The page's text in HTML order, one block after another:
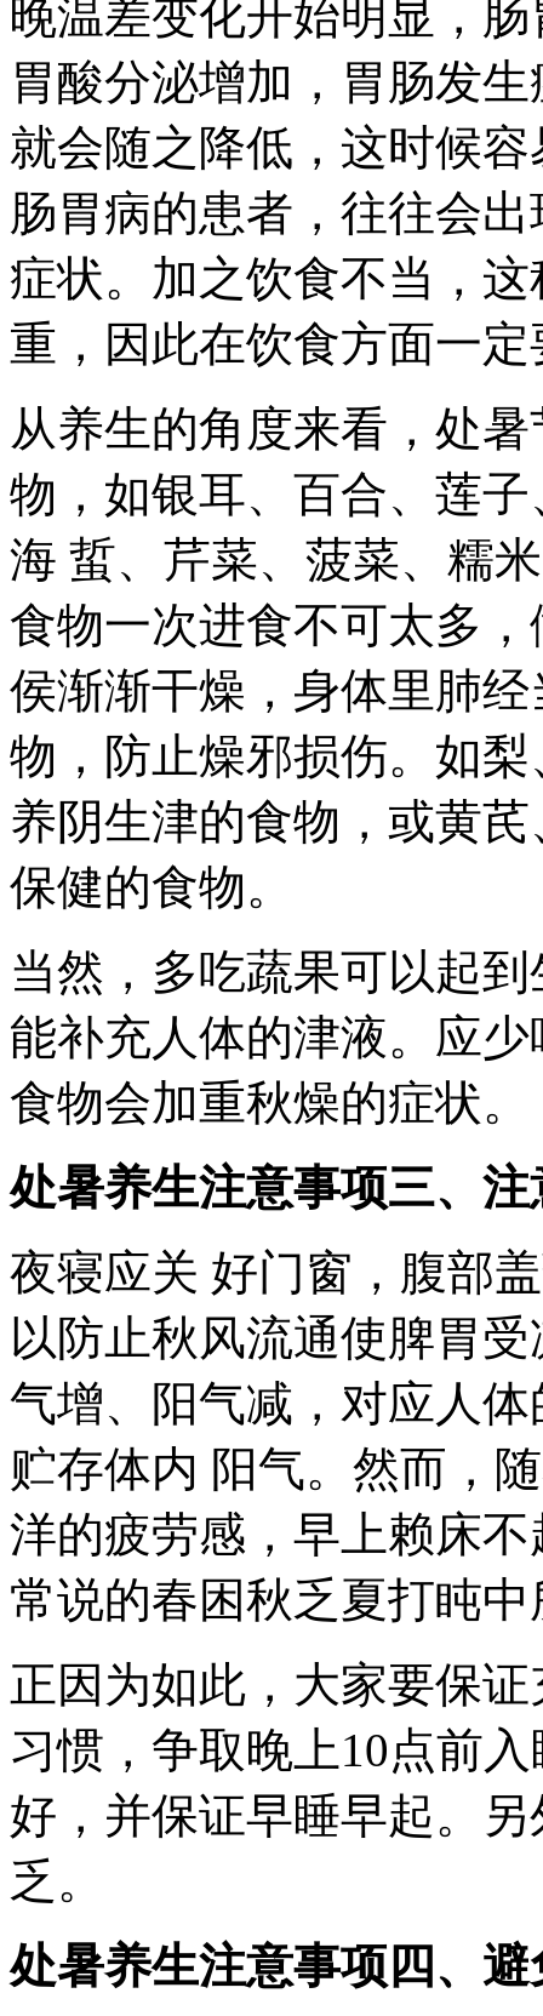
晚温差变化开始明显，
胃酸分泌增加，胃肠发
就会随之降低，这时候
肠胃病的患者，往往会
症状。加之饮食不当，
重，因此在饮食方面一
从养生的角度来看，处
物，如银耳、百合、莲
海 蜇、芹菜、菠菜、糯
食物一次进食不可太多
侯渐渐干燥，身体里肺
物，防止燥邪损伤。如
养阴生津的食物，或黄
保健的食物。
当然，多吃蔬果可以起
能补充人体的津液。应
食物会加重秋燥的症状。
处暑养生注意事项三、
夜寝应关 好门窗，腹部
以防止秋风流通使脾胃
气增、阳气减，对应人
贮存体内 阳气。然而，
洋的疲劳感，早上赖床
常说的春困秋乏夏打盹中
正因为如此，大家要保
习惯，争取晚上10点前
好，并保证早睡早起。
乏。
处暑养生注意事项四、